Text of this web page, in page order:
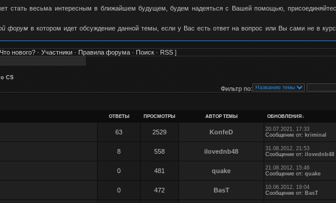
стать весьма интересным в ближайшем будущем, будем надеяться с Вашей помощью,
форумв котором идет обсуждение данной темы, если у Вас есть ответ на вопрос или Вы сами не в
Что нового?· Участники· Правила форума· Поиск· RSS]
CS
Фильтр по:
ОТВЕТЫ ПРОСМОТРЫ АВТОР ТЕМЫ ОБНОВЛЕНИЯ ↓
63 2529 KonfeD
20.07.2021, 17:33
Сообщение от: kriminal
8 558 ilovednb48
31.08.2012, 21:53
Сообщение от: ilovednb48
0 481 quake
21.08.2012, 15:46
Сообщение от: quake
0 472 BasT
10.06.2012, 19:04
Сообщение от: BasT